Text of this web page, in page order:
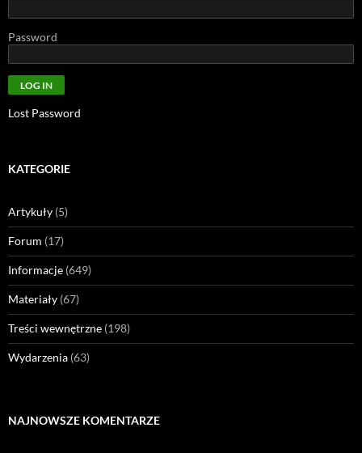
Password
Lost Password
KATEGORIE
Artykuły (5)
Forum (17)
Informacje (649)
Materiały (67)
Treści wewnętrzne (198)
Wydarzenia (63)
NAJNOWSZE KOMENTARZE